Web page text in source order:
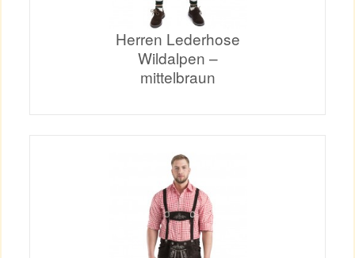
Herren Lederhose
Wildalpen –
mittelbraun